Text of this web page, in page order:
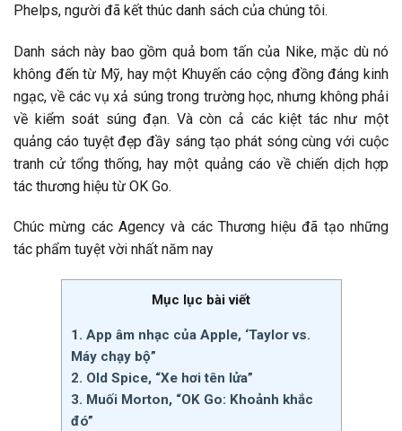
Phelps, người đã kết thúc danh sách của chúng tôi.
Danh sách này bao gồm quả bom tấn của Nike, mặc dù nó
không đến từ Mỹ, hay một Khuyến cáo cộng đồng đáng kinh
ngạc, về các vụ xả súng trong trường học, nhưng không phải
về kiểm soát súng đạn. Và còn cả các kiệt tác như một
quảng cáo tuyệt đẹp đầy sáng tạo phát sóng cùng với cuộc
tranh cử tổng thống, hay một quảng cáo về chiến dịch hợp
tác thương hiệu từ OK Go.
Chúc mừng các Agency và các Thương hiệu đã tạo những
tác phẩm tuyệt vời nhất năm nay
Mục lục bài viết
1. App âm nhạc của Apple, ‘Taylor vs.
Máy chạy bộ”
2. Old Spice, “Xe hơi tên lửa”
3. Muối Morton, “OK Go: Khoảnh khắc
đó”